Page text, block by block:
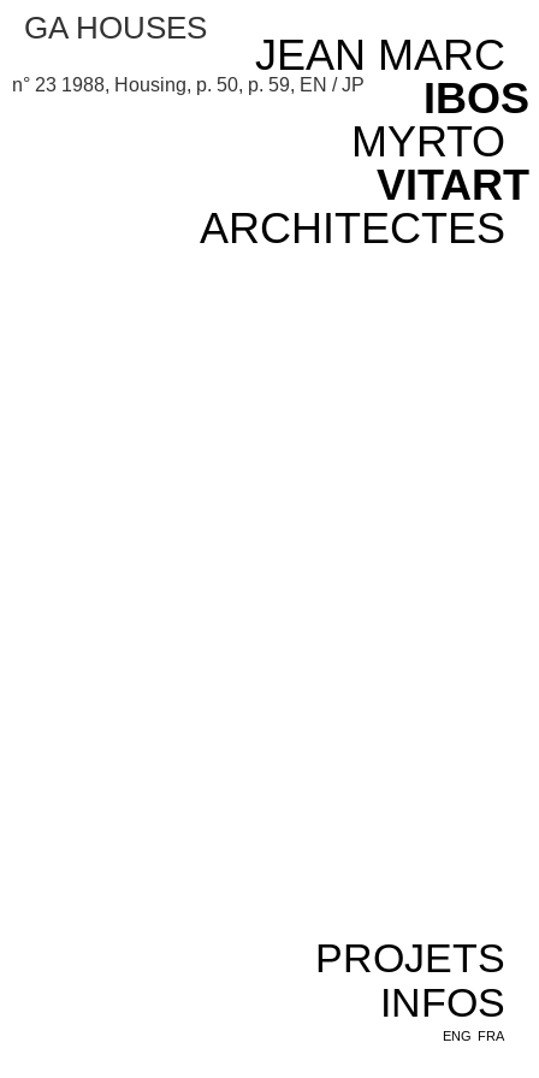
JEAN MARC
IBOS
MYRTO
VITART
ARCHITECTES
PROJETS
INFOS
ENG FRA
GA HOUSES
n° 23 1988, Housing, p. 50, p. 59, EN / JP